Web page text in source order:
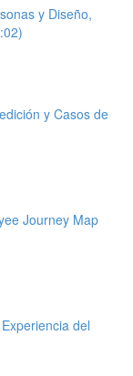
y Diseño,
y Casos de
Journey Map
del